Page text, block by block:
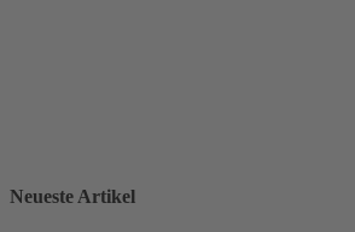
Neueste Artikel